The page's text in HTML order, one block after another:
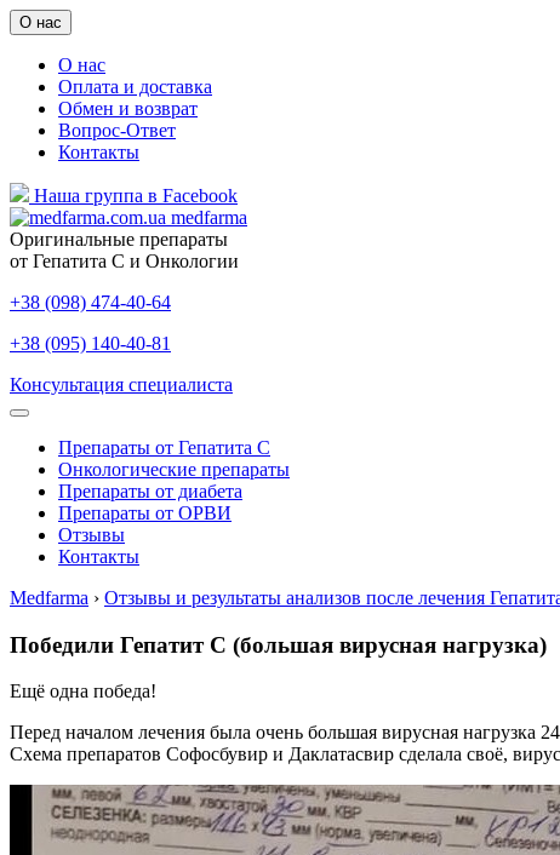
О нас
О нас
Оплата и доставка
Обмен и возврат
Вопрос-Ответ
Контакты
Наша группа в Facebook
medfarma
Оригинальные препараты
от Гепатита С и Онкологии
+38 (098) 474-40-64
+38 (095) 140-40-81
Консультация специалиста
Препараты от Гепатита С
Онкологические препараты
Препараты от диабета
Препараты от ОРВИ
Отзывы
Контакты
Medfarma › Отзывы и результаты анализов после лечения
Победили Гепатит С (большая вирусная нагрузка)
Ещё одна победа!
Перед началом лечения была очень большая вирусная
Схема препаратов Софосбувир и Даклатасвир сделала своё,